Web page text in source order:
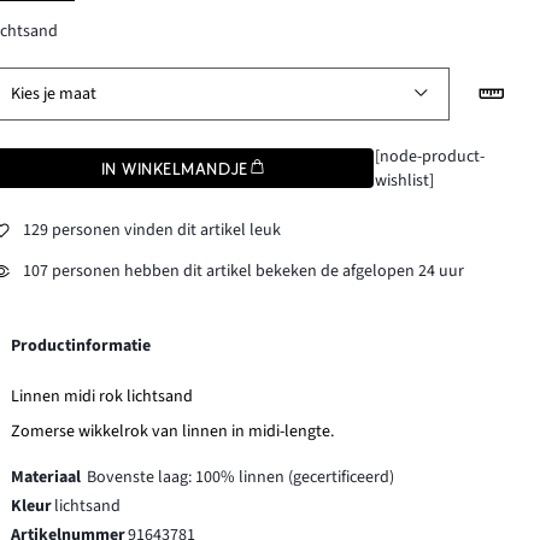
Kies je maat
IN WINKELMANDJE
[node-product-
wishlist]
129 personen vinden dit artikel leuk
107 personen hebben dit artikel bekeken de afgelopen 24 uur
Productinformatie
Linnen midi rok lichtsand
Zomerse wikkelrok van linnen in midi-lengte.
Materiaal Bovenste laag: 100% linnen (gecertificeerd)
Kleurlichtsand
Artikelnummer91643781